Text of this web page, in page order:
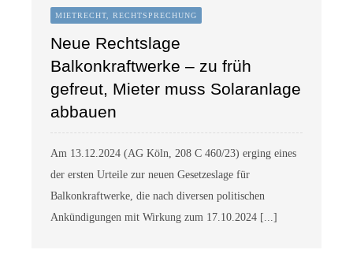
MIETRECHT, RECHTSPRECHUNG
Neue Rechtslage
Balkonkraftwerke – zu früh
gefreut, Mieter muss Solaranlage
abbauen
Am 13.12.2024 (AG Köln, 208 C 460/23) erging eines
der ersten Urteile zur neuen Gesetzeslage für
Balkonkraftwerke, die nach diversen politischen
Ankündigungen mit Wirkung zum 17.10.2024 [...]